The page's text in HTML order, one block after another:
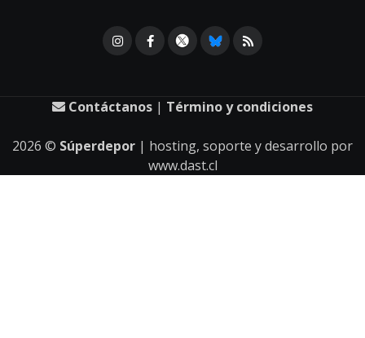
Contáctanos | Término y condiciones
2026 © Súperdepor | hosting, soporte y desarrollo por
www.dast.cl